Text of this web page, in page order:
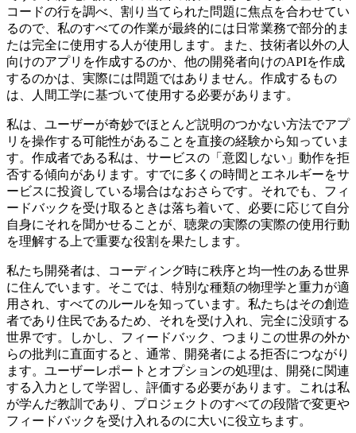
私が書きたい思慮深いコーディングのもう1つの側面は、ア
プリケーションのターゲットオーディエンスであるユーザー
です。私は電気計算尺の画面の前に9時から5時まで座って、
コードの行を調べ、割り当てられた問題に焦点を合わせてい
るので、私のすべての作業が最終的には日常業務で部分的ま
たは完全に使用する人が使用します。また、技術者以外の人
向けのアプリを作成するのか、他の開発者向けのAPIを作成
するのかは、実際には問題ではありません。作成するもの
は、人間工学に基づいて使用する必要があります。
私は、ユーザーが奇妙でほとんど説明のつかない方法でアプ
リを操作する可能性があることを直接の経験から知っていま
す。作成者である私は、サービスの「意図しない」動作を拒
否する傾向があります。すでに多くの時間とエネルギーをサ
ービスに投資している場合はなおさらです。それでも、フィ
ードバックを受け取るときは落ち着いて、必要に応じて自分
自身にそれを聞かせることが、聴衆の実際の実際の使用行動
を理解する上で重要な役割を果たします。
私たち開発者は、コーディング時に秩序と均一性のある世界
に住んでいます。そこでは、特別な種類の物理学と重力が適
用され、すべてのルールを知っています。私たちはその創造
者であり住民であるため、それを受け入れ、完全に没頭する
世界です。しかし、フィードバック、つまりこの世界の外か
らの批判に直面すると、通常、開発者による拒否につながり
ます。ユーザーレポートとオプションの処理は、開発に関連